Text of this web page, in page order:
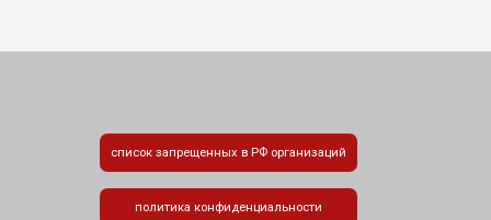
список запрещенных в РФ организаций
политика конфиденциальности